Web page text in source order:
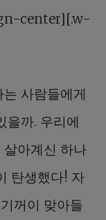
center][.w-
사람들에게
을까. 우리에
살아계신 하나
탄생했다! 자
꺼이 맞아들